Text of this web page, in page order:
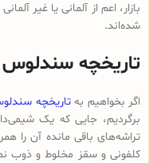
بازار، اعم از آلمانی یا غیر
شده‌اند.
تاریخچه سندلوس
اگر بخواهیم بهتاریخچه
برگردیم، جایی که یک
تراشه‌های باقی مانده آن را
کلفونی و سقز مخلوط و ذوب